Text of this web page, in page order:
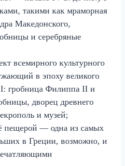
такими как мраморная
Македонского,
и серебряные
всемирного культурного
в эпоху великого
гробница Филиппа II и
дворец древнего
и музей;
пещерой — одна из самых
в Греции, возможно, и